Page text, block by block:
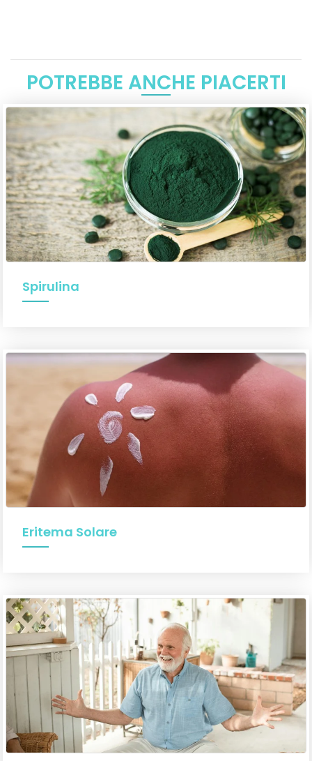
POTREBBE ANCHE PIACERTI
Spirulina
Eritema Solare